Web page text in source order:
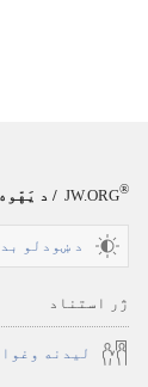
JW.ORG®
/ د
د ښودلو
ژر استناد
لیدنه